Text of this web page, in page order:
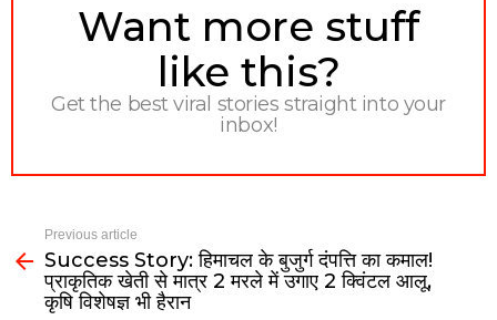
NEWSLETTER
Want more stuff
like this?
Get the best viral stories straight into your
inbox!
Previous article
Success Story: हिमाचल के बुजुर्ग दंपत्ति का कमाल!
प्राकृतिक खेती से मात्र 2 मरले में उगाए 2 क्विंटल आलू,
कृषि विशेषज्ञ भी हैरान